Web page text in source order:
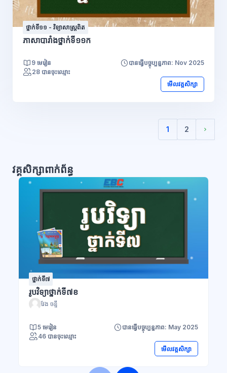
ថ្នាក់ទី១១ - វិទ្យាសាស្រ្តពិត
ភាសាបារាំងថ្នាក់ទី១១ក
9 មេរៀន
បានធ្វើបច្ចុប្បន្នភាព: Nov 2025
28 បានចុះឈ្មោះ
មើលវគ្គសិក្សា
1
(បច្ចុប្បន្ន)
2
Next
វគ្គសិក្សាពាក់ព័ន្ធ
ថ្នាក់ទី៧
រូបវិទ្យាថ្នាក់ទី៧ខ
វែង ចន្នី
5 មេរៀន
បានធ្វើបច្ចុប្បន្នភាព: May 2025
46 បានចុះឈ្មោះ
មើលវគ្គសិក្សា